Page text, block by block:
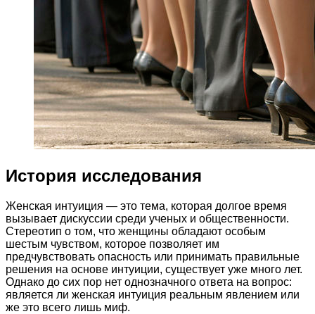
История исследования
Женская интуиция — это тема, которая долгое время
вызывает дискуссии среди ученых и общественности.
Стереотип о том, что женщины обладают особым
шестым чувством, которое позволяет им
предчувствовать опасность или принимать правильные
решения на основе интуиции, существует уже много лет.
Однако до сих пор нет однозначного ответа на вопрос:
является ли женская интуиция реальным явлением или
же это всего лишь миф.